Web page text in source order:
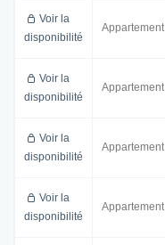
Voir la
disponibilité
Appartement
Voir la
disponibilité
Appartement
Voir la
disponibilité
Appartement
Voir la
disponibilité
Appartement